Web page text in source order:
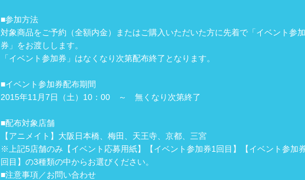
■参加方法
対象商品をご予約（全額内金）またはご購入いただいた方に先着で「イベント参加
券」をお渡しします。
「イベント参加券」はなくなり次第配布終了となります。
■イベント参加券配布期間
2015年11月7日（土）10：00 ～ 無くなり次第終了
■配布対象店舗
【アニメイト】大阪日本橋、梅田、天王寺、京都、三宮
※上記5店舗のみ【イベント応募用紙】【イベント参加券1回目】【イベント参加
回目】の3種類の中からお選びください。
■注意事項／お問い合わせ